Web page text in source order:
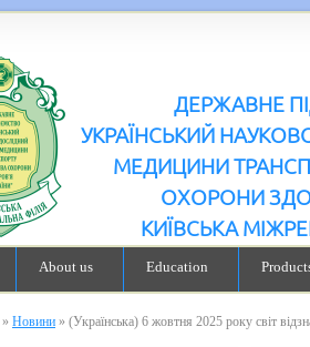
ДЕРЖАВНЕ
УКРАЇНСЬКИЙ
МЕДИЦИНИ
ОХОРОНИ
КИЇВСЬКА
About us Education
» Новини » (Українська) 6 жовтня 2025 року світ